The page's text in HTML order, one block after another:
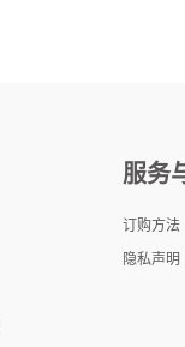
服务
订购方法
隐私声明